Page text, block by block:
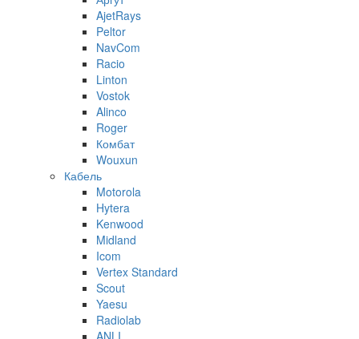
AjetRays
Peltor
NavCom
Racio
Linton
Vostok
Alinco
Roger
Комбат
Wouxun
Кабель
Motorola
Hytera
Kenwood
Midland
Icom
Vertex Standard
Scout
Yaesu
Radiolab
ANLI